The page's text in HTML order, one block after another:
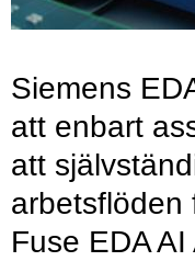
Siemens
att enbart
att
arbetsflöden
Fuse EDA